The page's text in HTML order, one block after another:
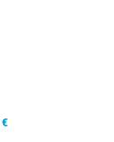
€